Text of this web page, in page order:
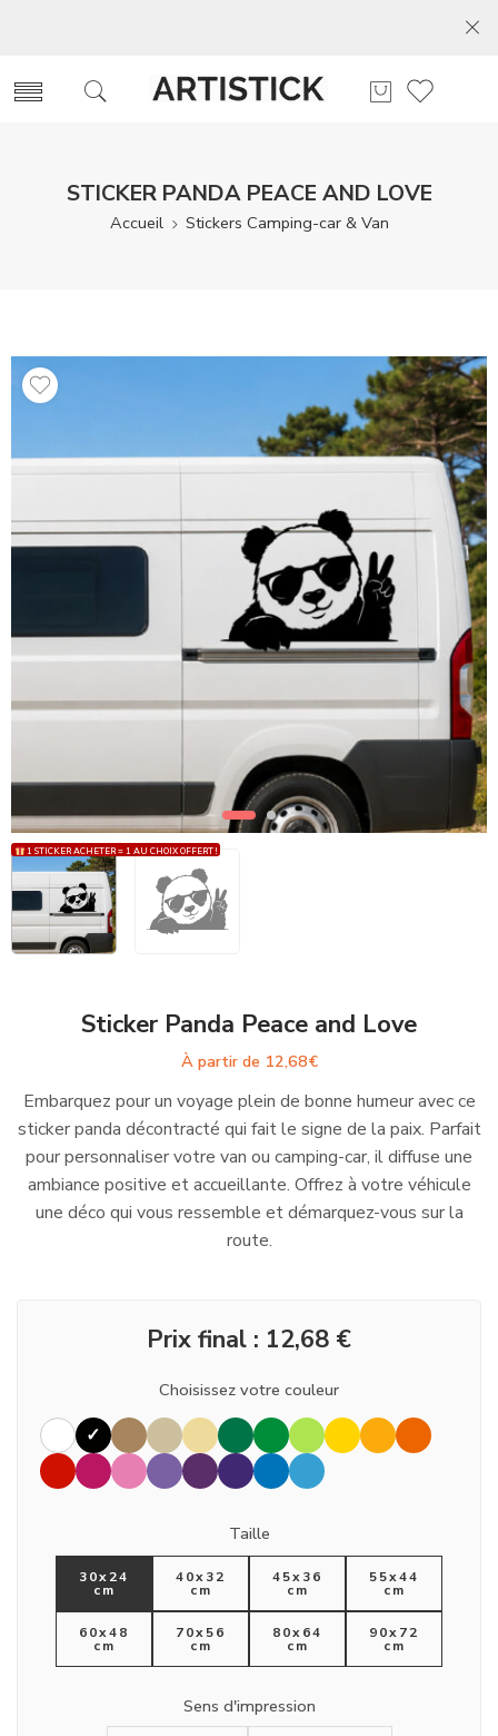
STICKER PANDA PEACE AND LOVE
Accueil Stickers Camping-car & Van
1 STICKER ACHETER = 1 AU CHOIX OFFERT !
Sticker Panda Peace and Love
À partir de 12,68€
Embarquez pour un voyage plein de bonne humeur avec ce
sticker panda décontracté qui fait le signe de la paix. Parfait
pour personnaliser votre van ou camping-car, il diffuse une
ambiance positive et accueillante. Offrez à votre véhicule
une déco qui vous ressemble et démarquez-vous sur la
route.
Prix final : 12,68 €
Choisissez votre couleur
Taille
30x24
cm
40x32
cm
45x36
cm
55x44
cm
60x48
cm
70x56
cm
80x64
cm
90x72
cm
Sens d'impression